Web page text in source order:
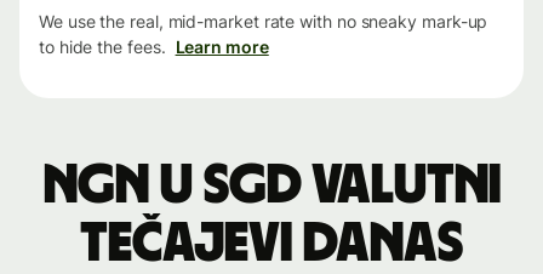
We use the real, mid-market rate with no sneaky mark-up
to hide the fees. Learn more
NGN u SGD valutni
tečajevi danas